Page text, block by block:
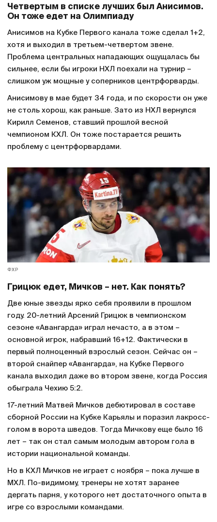
Четвертым в списке лучших был Анисимов.
Он тоже едет на Олимпиаду
Анисимов на Кубке Первого канала тоже сделал 1+2,
хотя и выходил в третьем-четвертом звене.
Проблема центральных нападающих ощущалась бы
сильнее, если бы игроки НХЛ поехали на турнир –
слишком уж мощные у соперников центрфорварды.
Анисимову в мае будет 34 года, и по скорости он уже
не столь хорош, как раньше. Зато из НХЛ вернулся
Кирилл Семенов, ставший прошлой весной
чемпионом КХЛ. Он тоже постарается решить
проблему с центрфорвардами.
ФХР
Грицюк едет, Мичков – нет. Как понять?
Две юные звезды ярко себя проявили в прошлом
году. 20-летний Арсений Грицюк в чемпионском
сезоне «Авангарда» играл нечасто, а в этом –
основной игрок, набравший 16+12. Фактически в
первый полноценный взрослый сезон. Сейчас он –
второй снайпер «Авангарда», на Кубке Первого
канала выходил даже во втором звене, когда Россия
обыграла Чехию 5:2.
17-летний Матвей Мичков дебютировал в составе
сборной России на Кубке Карьялы и поразил лакросс-
голом в ворота шведов. Тогда Мичкову еще было 16
лет – так он стал самым молодым автором гола в
истории национальной команды.
Но в КХЛ Мичков не играет с ноября – пока лучше в
МХЛ. По-видимому, тренеры не хотят заранее
дергать парня, у которого нет достаточного опыта в
игре со взрослыми командами.